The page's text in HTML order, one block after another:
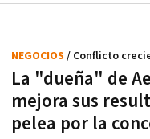
La "dueña" de
mejora sus
pelea por la
NEGOCIOS / Conflicto